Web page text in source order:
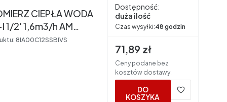
CIEPŁA WODA
1/2' 1,6m3/h AM
(40)
8IA00C12SSBIVS
Dostępność:
duża ilość
Czas wysyłki:48 godzin
Cena brutto
71,89 zł
Ceny podane bez
kosztów dostawy.
DO
KOSZYKA